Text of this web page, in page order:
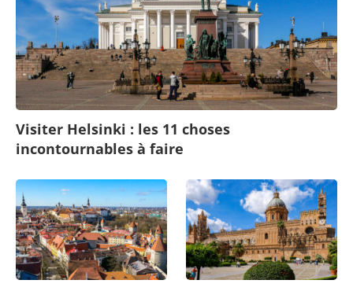
Visiter Helsinki : les 11 choses
incontournables à faire